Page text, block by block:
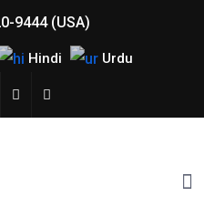
9444 (USA)
Hindi Urdu